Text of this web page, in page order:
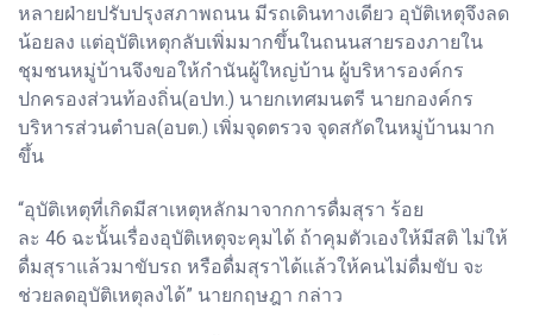
หลายฝ่ายปรับปรุงสภาพถนน มีรถเดินทางเดียว อุบัติเหตุจึงลด
น้อยลง แต่อุบัติเหตุกลับเพิ่มมากขึ้นในถนนสายรองภายใน
ชุมชนหมู่บ้านจึงขอให้กำนันผู้ใหญ่บ้าน ผู้บริหารองค์กร
ปกครองส่วนท้องถิ่น(อปท.) นายกเทศมนตรี นายกองค์กร
บริหารส่วนตำบล(อบต.) เพิ่มจุดตรวจ จุดสกัดในหมู่บ้านมาก
ขึ้น
“อุบัติเหตุที่เกิดมีสาเหตุหลักมาจากการดื่มสุรา ร้อย
ละ 46 ฉะนั้นเรื่องอุบัติเหตุจะคุมได้ ถ้าคุมตัวเองให้มีสติ ไม่ให้
ดื่มสุราแล้วมาขับรถ หรือดื่มสุราได้แล้วให้คนไม่ดื่มขับ จะ
ช่วยลดอุบัติเหตุลงได้” นายกฤษฎา กล่าว